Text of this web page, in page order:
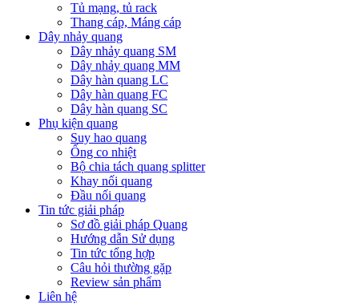
Tủ mạng, tủ rack
Thang cáp, Máng cáp
Dây nhảy quang
Dây nhảy quang SM
Dây nhảy quang MM
Dây hàn quang LC
Dây hàn quang FC
Dây hàn quang SC
Phụ kiện quang
Suy hao quang
Ống co nhiệt
Bộ chia tách quang splitter
Khay nối quang
Đầu nối quang
Tin tức giải pháp
Sơ đồ giải pháp Quang
Hướng dẫn Sử dụng
Tin tức tổng hợp
Câu hỏi thường gặp
Review sản phẩm
Liên hệ